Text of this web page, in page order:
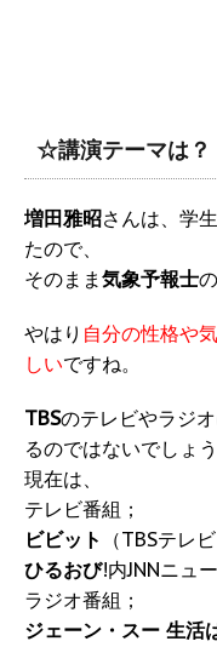
☆講演テーマは？
増田雅昭さんは、学
たので、
そのまま 気象予報士
やはり 自分の性格や
しいですね。
TBSのテレビやラジ
るのではないでしょう
現在は、
テレビ番組；
ビビット
（TBSテレビ
ひるおび!内JNNニュ
ラジオ番組；
ジェーン・スー 生活